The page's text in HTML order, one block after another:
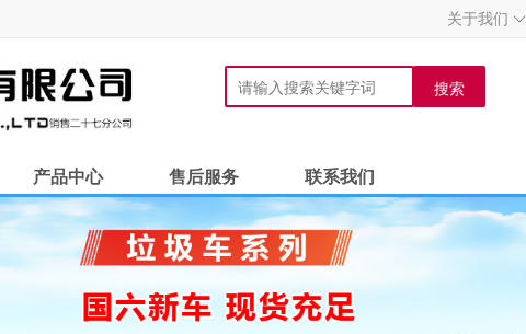
关于我们 
搜索
产品中心 售后服务 联系我们